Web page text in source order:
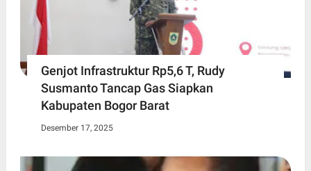
Genjot Infrastruktur Rp5,6 T, Rudy
Susmanto Tancap Gas Siapkan
Kabupaten Bogor Barat
Desember 17, 2025